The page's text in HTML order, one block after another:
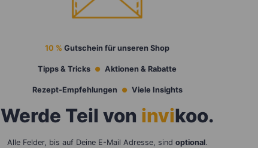
10 % Gutschein für unseren Shop
Tipps & Tricks Aktionen & Rabatte
Rezept-Empfehlungen Viele Insights
Werde Teil von invikoo.
Alle Felder, bis auf Deine E-Mail Adresse, sind optional.